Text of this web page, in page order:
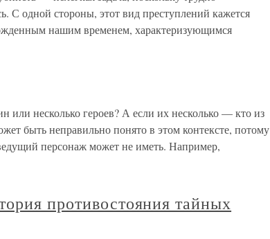
С одной стороны, этот вид преступлений кажется
нашим временем, характеризующимся
или несколько героев? А если их несколько — кто из
быть неправильно понято в этом контексте, потому
персонаж может не иметь. Например,
противостояния тайных